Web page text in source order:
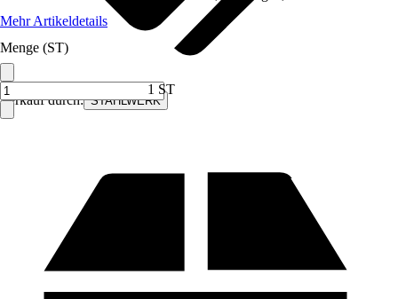
Verkauf durch: STAHLWERK
Mehr Artikeldetails
Menge (ST)
1 ST